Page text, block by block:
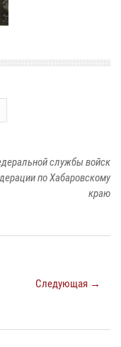
службы войск
по Хабаровскому
краю
Следующая →